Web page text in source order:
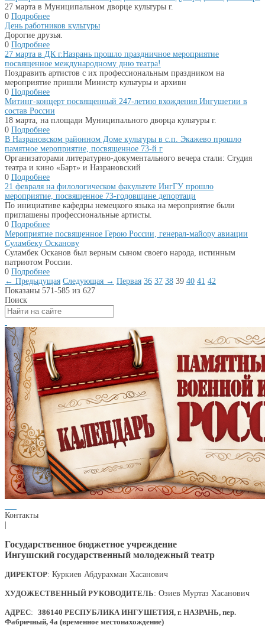
27 марта в Муниципальном дворце культуры г.
0 Подробнее
День работников культуры
Дорогие друзья.
0 Подробнее
27 марта в ДК г.Назрань прошло праздничное мероприятие
посвященное международному дню театра!
Поздравить артистов с их профессиональным праздником на
мероприятие пришли Министр культуры и архивн
0 Подробнее
Митинг-концерт посвященный 247-летию вхождения Ингушетии в
состав России
18 марта, на площади Муниципального дворца культуры г.
0 Подробнее
В Назрановском районном Доме культуры в с.п. Экажево прошло
памятное мероприятие, посвященное 73-й г
Организаторами литературно-документального вечера стали: Студия
театра и кино «Барт» и Назрановский
0 Подробнее
21 февраля на филологическом факультете ИнгГУ прошло
мероприятие, посвященное 73-годовщине депортаци
По инициативе кафедры немецкого языка на мероприятие были
приглашены профессиональные артисты.
0 Подробнее
Мероприятие посвященное Герою России, генерал-майору авиации
Суламбеку Осканову
Суламбек Осканов был верным сыном своего народа, истинным
патриотом России.
0 Подробнее
← Предыдущая Следующая → Первая 36 37 38 39 40 41 42
Показаны 571-585 из 627
Поиск
Контакты
Государственное бюджетное учреждение
Ингушский государственный молодежный театр
ДИРЕКТОР: Куркиев Абдурахман Хасанович
ХУДОЖЕСТВЕННЫЙ РУКОВОДИТЕЛЬ: Озиев Муртаз Хасанович
АДРЕС: 386140 РЕСПУБЛИКА ИНГУШЕТИЯ, г. НАЗРАНЬ, пер.
Фабричный, 4а (временное местонахождение)